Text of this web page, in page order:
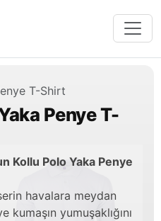
T-Shirt
Penye T-
Kollu Polo Yaka Penye
havalara meydan
yumuşaklığını